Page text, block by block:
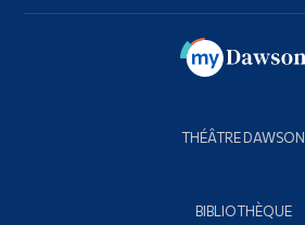
THÉÂTRE DAWSON
BIBLIOTHÈQUE